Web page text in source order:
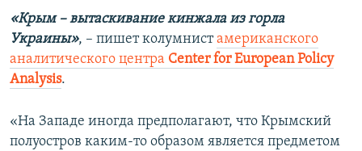
«Крым – вытаскивание кинжала из горла
Украины», – пишет колумнистамериканского
аналитического центра Center for European Policy
Analysis.
«На Западе иногда предполагают, что Крымский
полуостров каким-то образом является предметом